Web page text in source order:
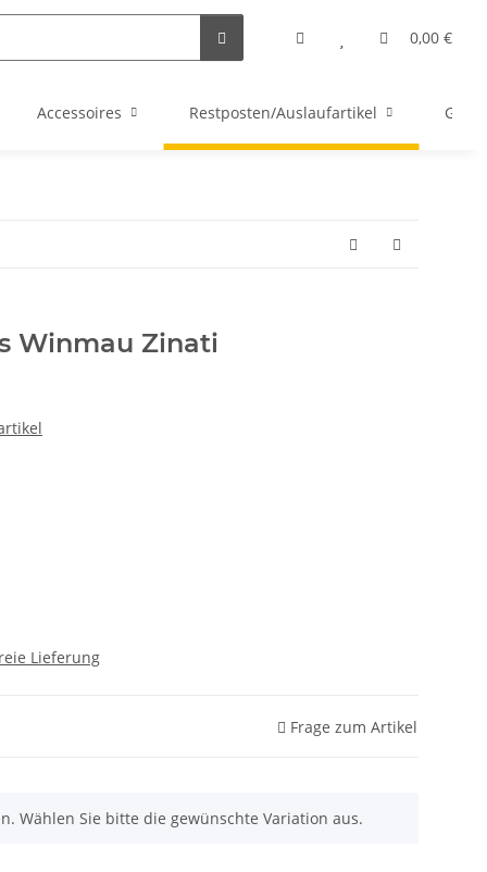
0,00 €
Accessoires Restposten/Auslaufartikel
Winmau Zinati
Lieferung
Frage zum Artikel
Wählen Sie bitte die gewünschte Variation aus.